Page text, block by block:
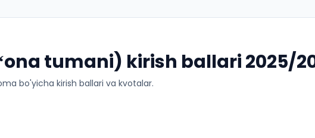
tumani) kirish ballari 2025/
bo'yicha kirish ballari va kvotalar.